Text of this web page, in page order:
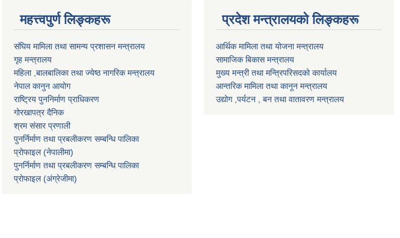
महत्त्वपुर्ण लिङ्कहरू
संघिय मामिला तथा सामन्य प्रशासन मन्त्रालय
गृह मन्त्रालय
महिला ,बालबालिका तथा ज्येष्ठ नागरिक मन्त्रालय
नेपाल कानुन आयोग
राष्ट्रिय पुननिर्माण प्राधिकरण
गोरखापत्र दैनिक
श्रम संसार प्रणाली
पुनर्निर्माण तथा प्रबलीकरण सम्बन्धि पालिका
प्राेफाइल (नेपालीमा)
पुनर्निर्माण तथा प्रबलीकरण सम्बन्धि पालिका
प्राेफाइल(अंग्रेजीमा)
प्रदेश मन्त्रालयको लिङ्कहरू
आर्थिक मामिला तथा योजना मन्त्रालय
सामाजिक बिकास मन्त्रालय
मुख्य मन्त्री तथा मन्त्रिपरिसदको कार्यालय
आन्तरिक मामिला तथा कानून मन्त्रालय
उद्योग ,पर्यटन , बन तथा वातावरण मन्त्रालय